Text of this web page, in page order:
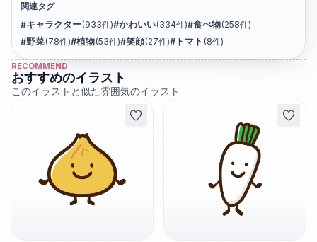
関連タグ
#キャラクター(933件)#かわいい(334件)#食べ物(258件)
#野菜(78件)#植物(53件)#笑顔(27件)# トマト (8件)
RECOMMEND
おすすめのイラスト
このイラストと似た雰囲気のイラスト